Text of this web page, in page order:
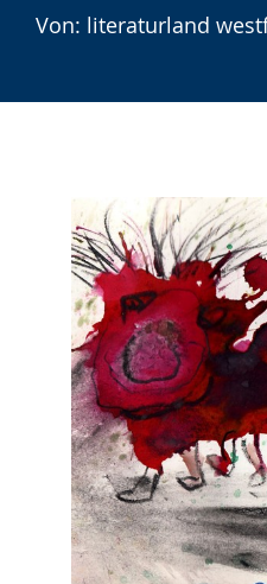
wechseln.
Deutscher
Von: literaturland